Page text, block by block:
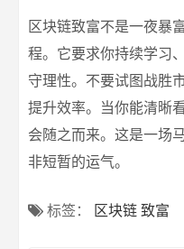
区块链致富不是一夜暴
程。它要求你持续学习
守理性。不要试图战胜
提升效率。当你能清晰
会随之而来。这是一场
非短暂的运气。
标签： 区块链 致富